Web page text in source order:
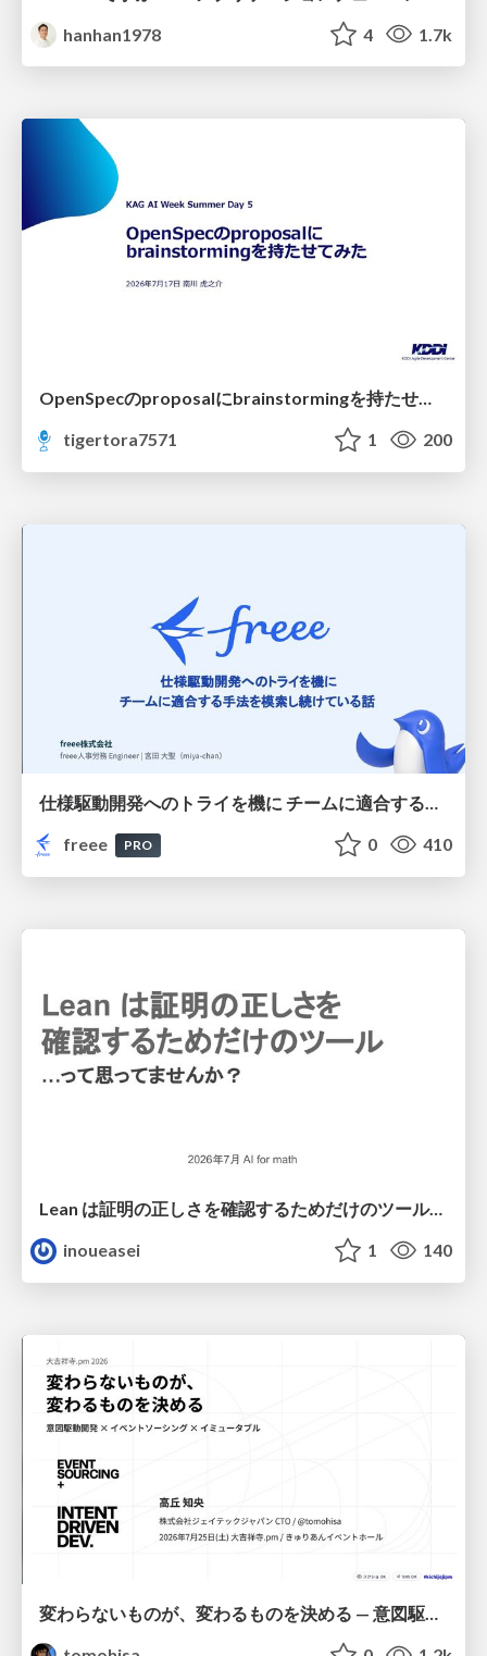
hanhan1978
4 1.7k
OpenSpecのproposalにbrainstormingを持たせてみた
tigertora7571
1 200
仕様駆動開発へのトライを機に チームに適合する手法を模索し続けている話
freee
PRO 0 410
Lean は証明の正しさを確認するためだけのツールって思ってませんか？
inoueasei
1 140
変わらないものが、変わるものを決める — 意図駆動開発 × イベントソーシング × イミュータブル | What Doesn't Change Decides What Can — IDD × Event Sourcing × Immutability